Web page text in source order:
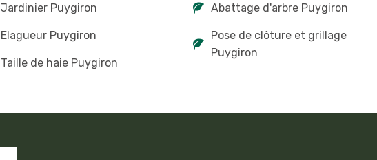
Jardinier Puygiron
Elagueur Puygiron
Taille de haie Puygiron
Abattage d'arbre Puygiron
Pose de clôture et grillage
Puygiron